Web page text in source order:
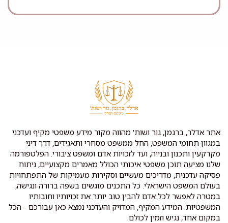
אתר אדלר, ברגמן, גור ושות' מהווה מקור מידע משפטי מקיף ועדכני
במגוון תחומי המשפט, החל ממשפט מסחרי ותאגידים, דרך דיני
מקרקעין ותכנון ובנייה, ועד לזכויות אדם ומשפט ציבורי. הפלטפורמה
שלנו מציעה תוכן משפטי איכותי הכולל מאמרים מקצועיים, ניתוח
פסיקה עדכנית, מדריכים מעשיים וסקירות מעמיקות של התפתחויות
בעולם המשפט הישראלי. כל התכנים מוגשים בשפה ברורה ונגישה,
במטרה לאפשר לכל אדם להבין טוב יותר את זכויותיו וחובותיו
המשפטיות. המידע המקיף, המדויק והעדכני נמצא כאן עבורכם - הכל
במקום אחד, נגיש וזמין לכולם.